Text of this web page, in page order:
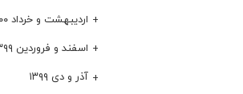
اردیبهشت و خرداد ۱۴۰۰
اسفند و فروردین ۱۳۹۹
آذر و دی ۱۳۹۹